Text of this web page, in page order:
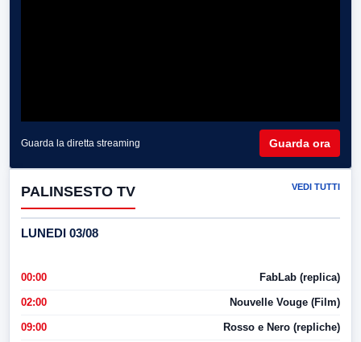
Guarda la diretta streaming Guarda ora
PALINSESTO TV VEDI TUTTI
LUNEDI 03/08
00:00 FabLab (replica)
02:00 Nouvelle Vouge (Film)
09:00 Rosso e Nero (repliche)